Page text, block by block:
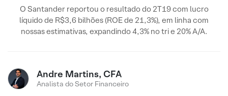
O Santander reportou o resultado do 2T19 com lucro
líquido de R$3,6 bilhões (ROE de 21,3%), em linha com
nossas estimativas, expandindo 4,3% no tri e 20% A/A.
Andre Martins, CFA
Analista do Setor Financeiro